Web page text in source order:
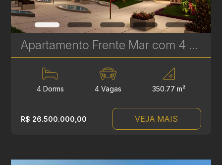
Apartamento Frente Mar com 4 Suítes à Venda no Brava Beach Reserva - 350 m² - Praia Brava – Itajaí | Ref. 1734
4 Dorms 4 Vagas 350.77 m²
R$ 26.500.000,00 VEJA MAIS